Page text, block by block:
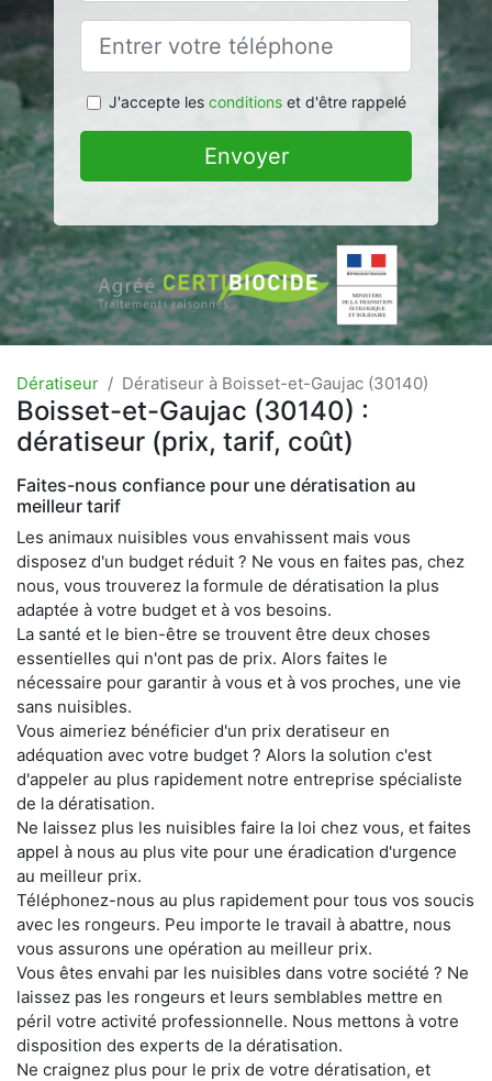
J'accepte les conditionset d'être rappelé
Envoyer
Dératiseur Dératiseur à Boisset-et-Gaujac (30140)
Boisset-et-Gaujac (30140) :
dératiseur (prix, tarif, coût)
Faites-nous confiance pour une dératisation au
meilleur tarif
Les animaux nuisibles vous envahissent mais vous
disposez d'un budget réduit ? Ne vous en faites pas, chez
nous, vous trouverez la formule de dératisation la plus
adaptée à votre budget et à vos besoins.
La santé et le bien-être se trouvent être deux choses
essentielles qui n'ont pas de prix. Alors faites le
nécessaire pour garantir à vous et à vos proches, une vie
sans nuisibles.
Vous aimeriez bénéficier d'un prix deratiseur en
adéquation avec votre budget ? Alors la solution c'est
d'appeler au plus rapidement notre entreprise spécialiste
de la dératisation.
Ne laissez plus les nuisibles faire la loi chez vous, et faites
appel à nous au plus vite pour une éradication d'urgence
au meilleur prix.
Téléphonez-nous au plus rapidement pour tous vos soucis
avec les rongeurs. Peu importe le travail à abattre, nous
vous assurons une opération au meilleur prix.
Vous êtes envahi par les nuisibles dans votre société ? Ne
laissez pas les rongeurs et leurs semblables mettre en
péril votre activité professionnelle. Nous mettons à votre
disposition des experts de la dératisation.
Ne craignez plus pour le prix de votre dératisation, et